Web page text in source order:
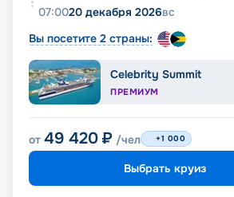
07:0020 декабря 2026вс
Вы посетите 2 страны:
Celebrity Summit
ПРЕМИУМ
от 49 420 ₽ /чел +1 000
Выбрать круиз